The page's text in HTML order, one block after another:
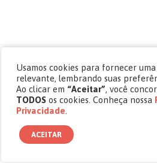
Usamos cookies para fornecer
relevante, lembrando suas
Ao clicar em “Aceitar”, você
TODOS os cookies. Conheça nossa
Privacidade
ACEITAR